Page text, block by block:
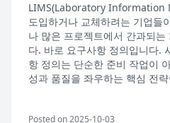
LIMS(Laboratory Information
도입하거나 교체하려는 기업들
나 많은 프로젝트에서 간과되
다. 바로 요구사항 정의입니다.
항 정의는 단순한 준비 작업이
성과 품질을 좌우하는 핵심 전
Posted on 2025-10-03